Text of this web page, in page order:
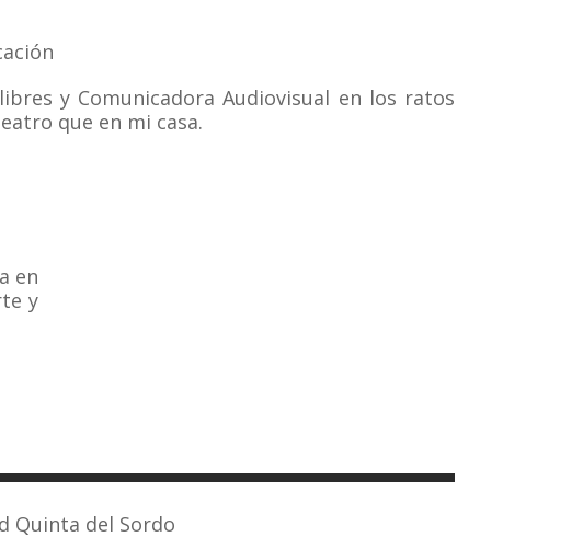
y Comunicadora Audiovisual en los ratos
que en mi casa.
en
y
Quinta del Sordo